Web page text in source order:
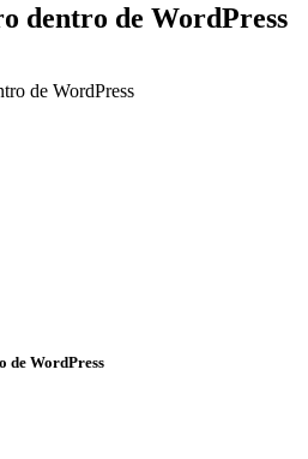
dentro de WordPress
de WordPress
de WordPress